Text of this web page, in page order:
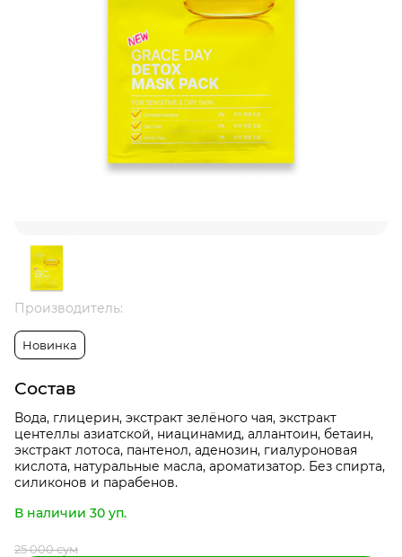
Производитель:
Новинка
Состав
Вода, глицерин, экстракт зелёного чая, экстракт
центеллы азиатской, ниацинамид, аллантоин, бетаин,
экстракт лотоса, пантенол, аденозин, гиалуроновая
кислота, натуральные масла, ароматизатор. Без спирта,
силиконов и парабенов.
В наличии 30 уп.
25 000 сум